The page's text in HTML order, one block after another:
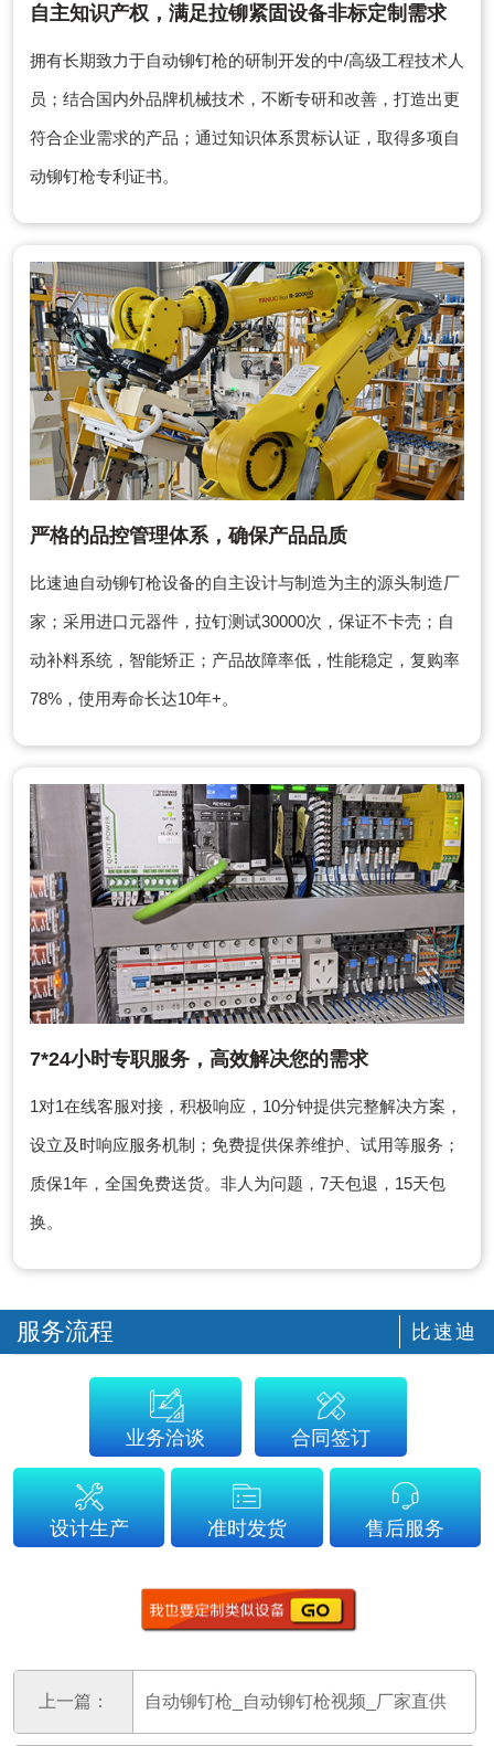
自主知识产权，满足拉铆紧固设备非标定制需求
拥有长期致力于自动铆钉枪的研制开发的中/高级工程技术人
员；结合国内外品牌机械技术，不断专研和改善，打造出更
符合企业需求的产品；通过知识体系贯标认证，取得多项自
动铆钉枪专利证书。
严格的品控管理体系，确保产品品质
比速迪自动铆钉枪设备的自主设计与制造为主的源头制造厂
家；采用进口元器件，拉钉测试30000次，保证不卡壳；自
动补料系统，智能矫正；产品故障率低，性能稳定，复购率
78%，使用寿命长达10年+。
7*24小时专职服务，高效解决您的需求
1对1在线客服对接，积极响应，10分钟提供完整解决方案，
设立及时响应服务机制；免费提供保养维护、试用等服务；
质保1年，全国免费送货。非人为问题，7天包退，15天包
换。
服务流程 比速迪
业务洽谈 合同签订
设计生产 准时发货 售后服务
上一篇： 自动铆钉枪_自动铆钉枪视频_厂家直供